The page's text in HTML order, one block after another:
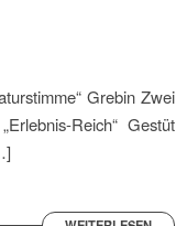
Grebin Zwei
Reich“ Gestüt